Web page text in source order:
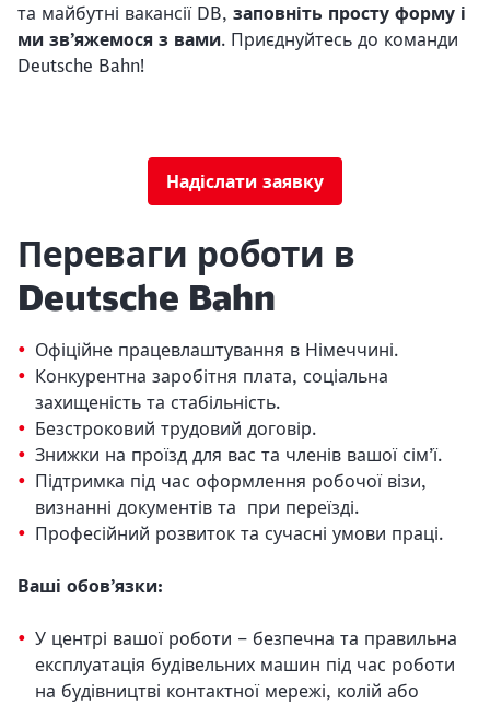
та майбутні вакансії DB, заповніть просту форму і
ми зв’яжемося з вами. Приєднуйтесь до команди
Deutsche Bahn!
Надіслати заявку
Переваги роботи в
Deutsche Bahn
Офіційне працевлаштування в Німеччині.
Конкурентна заробітня плата, cоціальна
захищеність та стабільність.
Безстроковий трудовий договір.
Знижки на проїзд для вас та членів вашої сім’ї.
Підтримка під час оформлення робочої візи,
визнанні документів та при переїзді.
Професійний розвиток та сучасні умови праці.
Ваші обов’язки:
У центрі вашої роботи – безпечна та правильна
експлуатація будівельних машин під час роботи
на будівництві контактної мережі, колій або
Would you like to be forwarded to?
Abort Go